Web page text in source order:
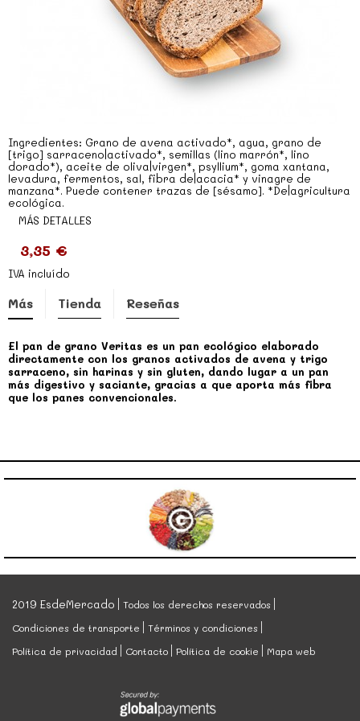
Ingredientes: Grano de avena activado*, agua, grano de
[trigo] sarraceno|activado*, semillas (lino marrón*, lino
dorado*), aceite de oliva|virgen*, psyllium*, goma xantana,
levadura, fermentos, sal, fibra de|acacia* y vinagre de
manzana*. Puede contener trazas de [sésamo]. *De|agricultura
ecológica.
MÁS DETALLES
3,35 €
IVA incluído
Más Tienda Reseñas
El pan de grano Veritas es un pan ecológico elaborado
directamente con los granos activados de avena y trigo
sarraceno, sin harinas y sin gluten, dando lugar a un pan
más digestivo y saciante, gracias a que aporta más fibra
que los panes convencionales.
2019 EsdeMercado
Todos los derechos reservados
Condiciones de transporte
Términos y condiciones
Política de privacidad
Contacto Política de cookie Mapa web